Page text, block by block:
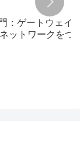
：ゲートウェイ
ネットワークをつ